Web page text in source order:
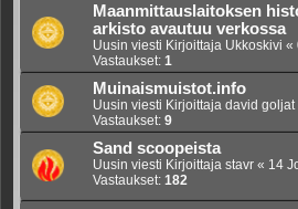
Maanmittauslaitoksen
arkisto avautuu verkossa
Uusin viesti Kirjoittaja Ukkoskivi «
Vastaukset: 1
Muinaismuistot.info
Uusin viesti Kirjoittaja david goljat
Vastaukset: 9
Sand scoopeista
Uusin viesti Kirjoittaja stavr « 14
Vastaukset: 182